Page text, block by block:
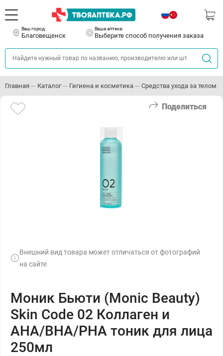
Ваш город:
Благовещенск
Ваша аптека:
Выберите способ получения заказа
Главная Каталог Гигиена и косметика Средства ухода за телом
Поделиться
Внешний вид товара может отличаться от фотографий
на сайте
Моник Бьюти (Monic Beauty)
Skin Code 02 Коллаген и
AHA/BHA/PHA тоник для лица
250мл